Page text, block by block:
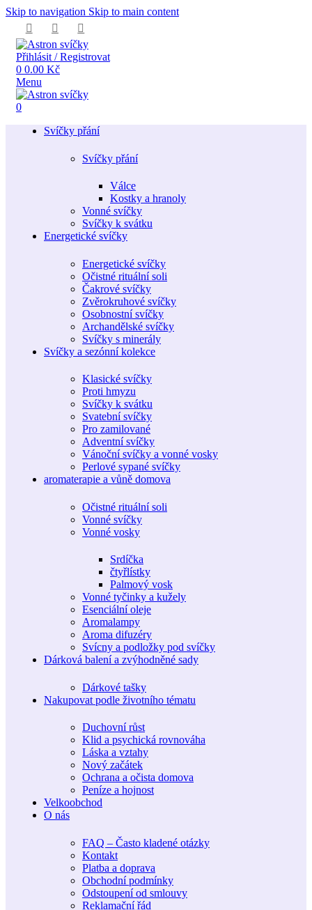
Skip to navigation Skip to main content
Přihlásit / Registrovat
0 0.00 Kč
Menu
0
Svíčky přání
Svíčky přání
Válce
Kostky a hranoly
Vonné svíčky
Svíčky k svátku
Energetické svíčky
Energetické svíčky
Očistné rituální soli
Čakrové svíčky
Zvěrokruhové svíčky
Osobnostní svíčky
Archandělské svíčky
Svíčky s minerály
Svíčky a sezónní kolekce
Klasické svíčky
Proti hmyzu
Svíčky k svátku
Svatební svíčky
Pro zamilované
Adventní svíčky
Vánoční svíčky a vonné vosky
Perlové sypané svíčky
aromaterapie a vůně domova
Očistné rituální soli
Vonné svíčky
Vonné vosky
Srdíčka
čtyřlístky
Palmový vosk
Vonné tyčinky a kužely
Esenciální oleje
Aromalampy
Aroma difuzéry
Svícny a podložky pod svíčky
Dárková balení a zvýhodněné sady
Dárkové tašky
Nakupovat podle životního tématu
Duchovní růst
Klid a psychická rovnováha
Láska a vztahy
Nový začátek
Ochrana a očista domova
Peníze a hojnost
Velkoobchod
O nás
FAQ – Často kladené otázky
Kontakt
Platba a doprava
Obchodní podmínky
Odstoupení od smlouvy
Reklamační řád